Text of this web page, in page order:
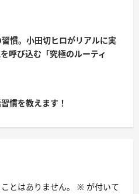
習慣。小田切ヒロがリアルに実
呼び込む「究極のルーティ
慣を教えます！
とはありません。 ※ が付いて